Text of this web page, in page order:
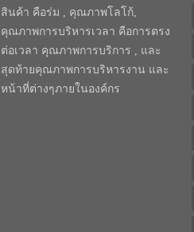
สินค้า คือร่ม , คุณภาพโลโก้,
คุณภาพการบริหารเวลา คือการตรง
ต่อเวลา คุณภาพการบริการ , และ
สุดท้ายคุณภาพการบริหารงาน และ
หน้าที่ต่างๆภายในองค์กร